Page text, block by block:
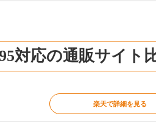
対応の通販サイト
楽天で詳細を見る